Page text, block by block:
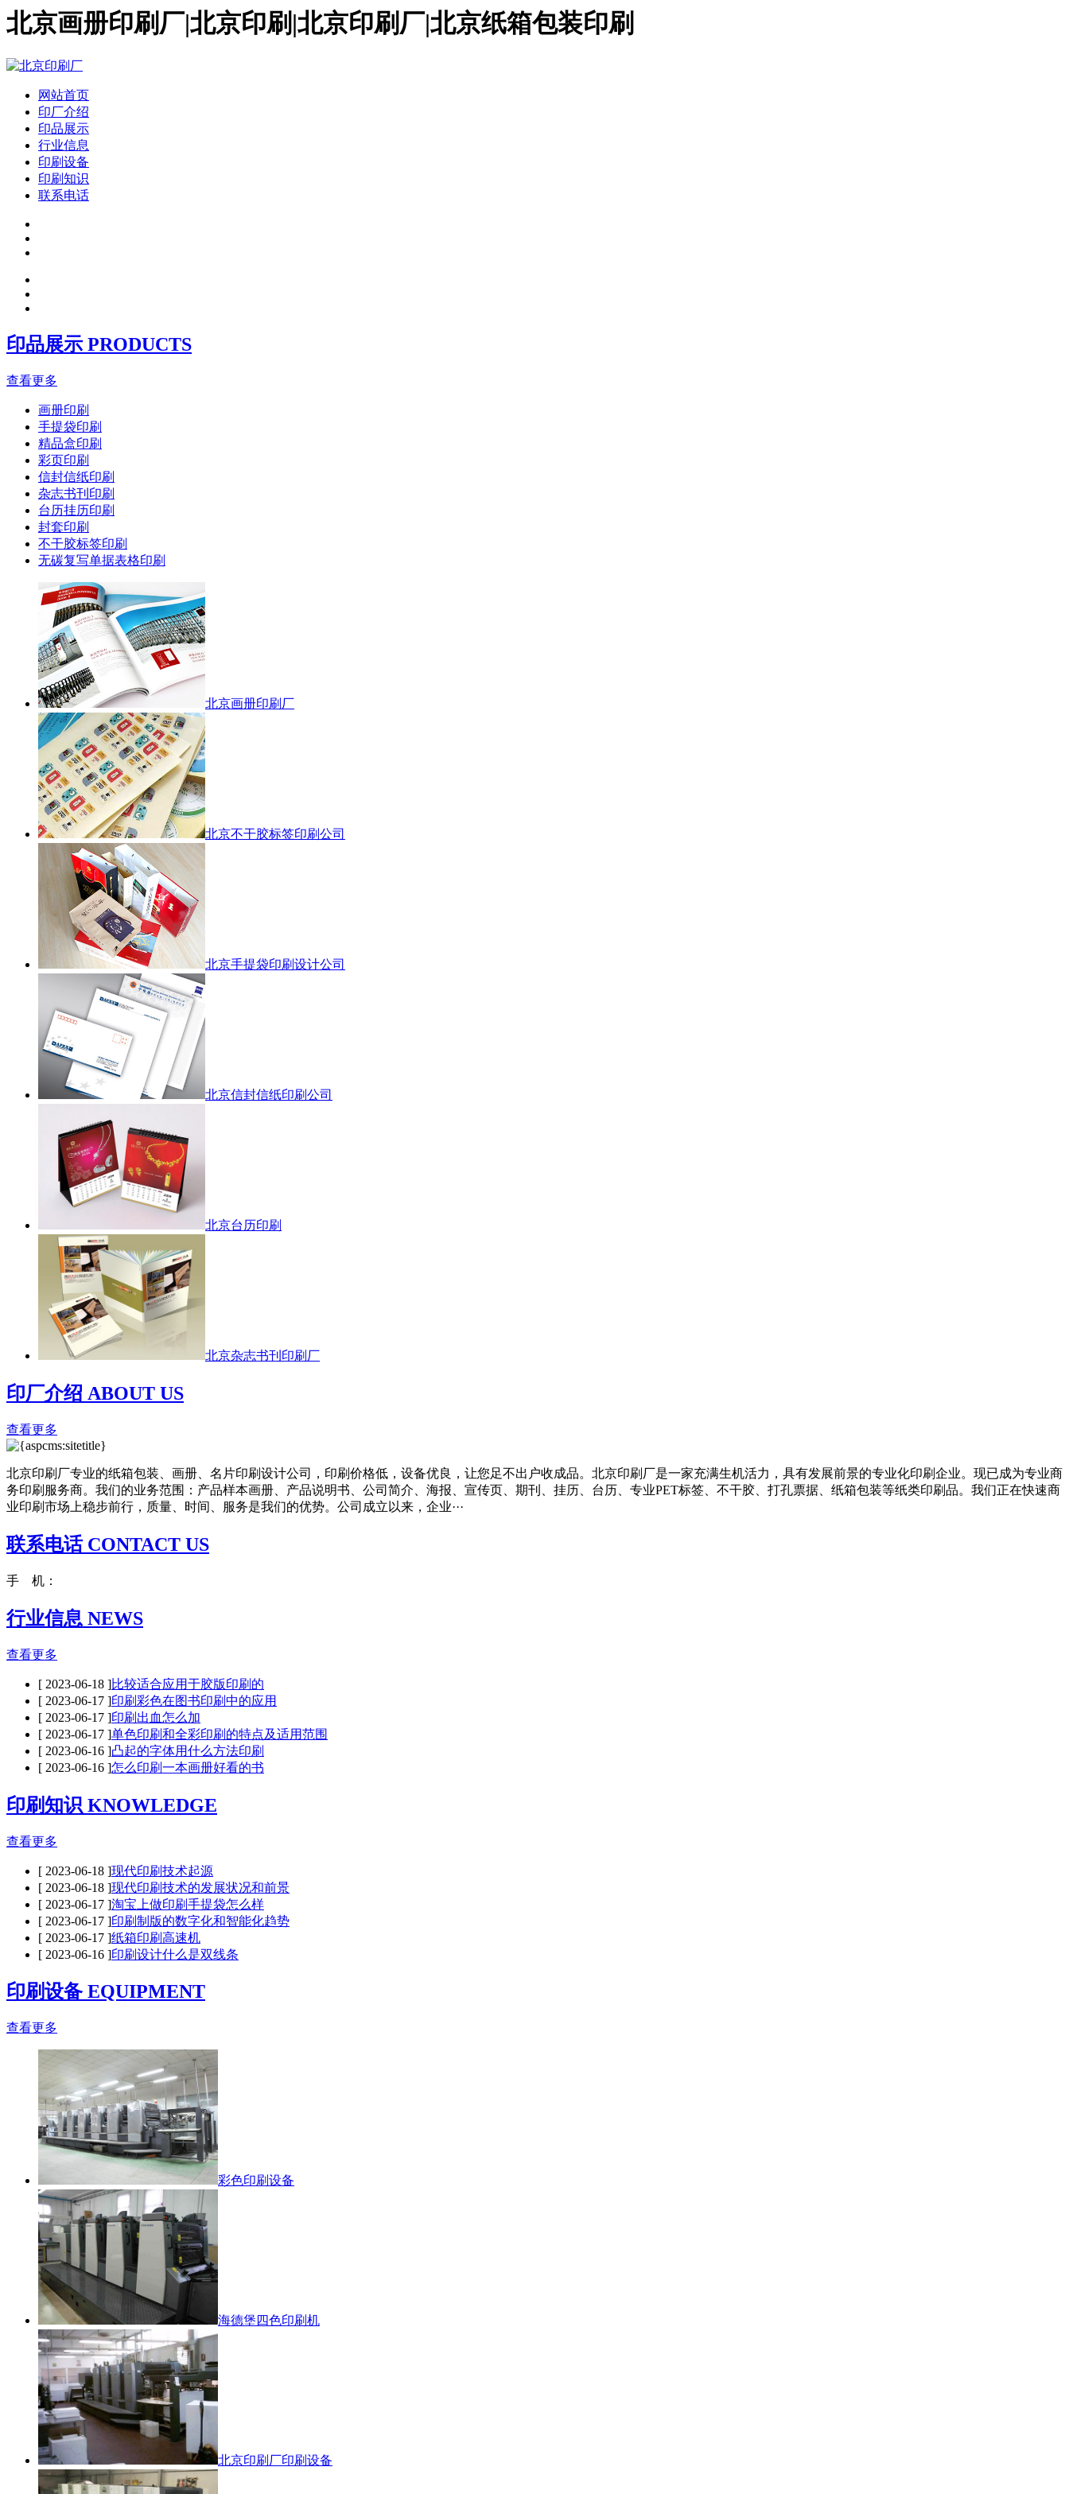
北京画册印刷厂|北京印刷|北京印刷厂|北京纸箱包装印刷
网站首页
印厂介绍
印品展示
行业信息
印刷设备
印刷知识
联系电话
印品展示 PRODUCTS
查看更多
画册印刷
手提袋印刷
精品盒印刷
彩页印刷
信封信纸印刷
杂志书刊印刷
台历挂历印刷
封套印刷
不干胶标签印刷
无碳复写单据表格印刷
北京画册印刷厂
北京不干胶标签印刷公司
北京手提袋印刷设计公司
北京信封信纸印刷公司
北京台历印刷
北京杂志书刊印刷厂
印厂介绍 ABOUT US
查看更多
北京印刷厂专业的纸箱包装、画册、名片印刷设计公司，印刷价格低，设备优良，让您足不出户收成品。北京印刷厂是一家充满生机活力，具有发展前景的专业化印刷企业。现已成为专业商
务印刷服务商。我们的业务范围：产品样本画册、产品说明书、公司简介、海报、宣传页、期刊、挂历、台历、专业PET标签、不干胶、打孔票据、纸箱包装等纸类印刷品。我们正在快速商
业印刷市场上稳步前行，质量、时间、服务是我们的优势。公司成立以来，企业···
联系电话 CONTACT US
手 机：
行业信息 NEWS
查看更多
[ 2023-06-18 ]比较适合应用于胶版印刷的
[ 2023-06-17 ]印刷彩色在图书印刷中的应用
[ 2023-06-17 ]印刷出血怎么加
[ 2023-06-17 ]单色印刷和全彩印刷的特点及适用范围
[ 2023-06-16 ]凸起的字体用什么方法印刷
[ 2023-06-16 ]怎么印刷一本画册好看的书
印刷知识 KNOWLEDGE
查看更多
[ 2023-06-18 ]现代印刷技术起源
[ 2023-06-18 ]现代印刷技术的发展状况和前景
[ 2023-06-17 ]淘宝上做印刷手提袋怎么样
[ 2023-06-17 ]印刷制版的数字化和智能化趋势
[ 2023-06-17 ]纸箱印刷高速机
[ 2023-06-16 ]印刷设计什么是双线条
印刷设备 EQUIPMENT
查看更多
彩色印刷设备
海德堡四色印刷机
北京印刷厂印刷设备